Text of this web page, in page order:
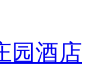
园酒店